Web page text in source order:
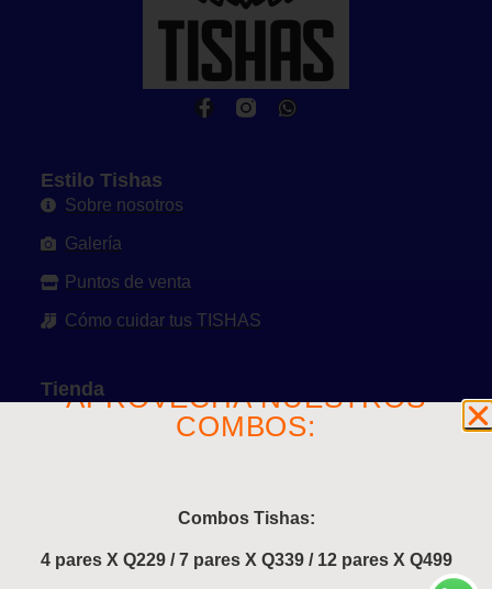
Estilo Tishas
Sobre nosotros
Galería
Puntos de venta
Cómo cuidar tus TISHAS
Tienda
Ver toda la tienda
APROVECHA NUESTROS
COMBOS:
Combos Tishas:
4 pares X Q229 / 7 pares X Q339 / 12 pares X Q499